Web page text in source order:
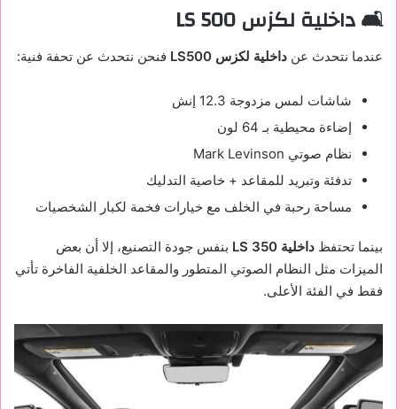
🛋️ داخلية لكزس LS 500
عندما نتحدث عن داخلية لكزس LS500 فنحن نتحدث عن تحفة فنية:
شاشات لمس مزدوجة 12.3 إنش
إضاءة محيطية بـ 64 لون
نظام صوتي Mark Levinson
تدفئة وتبريد للمقاعد + خاصية التدليك
مساحة رحبة في الخلف مع خيارات فخمة لكبار الشخصيات
بينما تحتفظ داخلية LS 350
بنفس جودة التصنيع، إلا أن بعض
الميزات مثل النظام الصوتي المتطور والمقاعد الخلفية الفاخرة تأتي
فقط في الفئة الأعلى.